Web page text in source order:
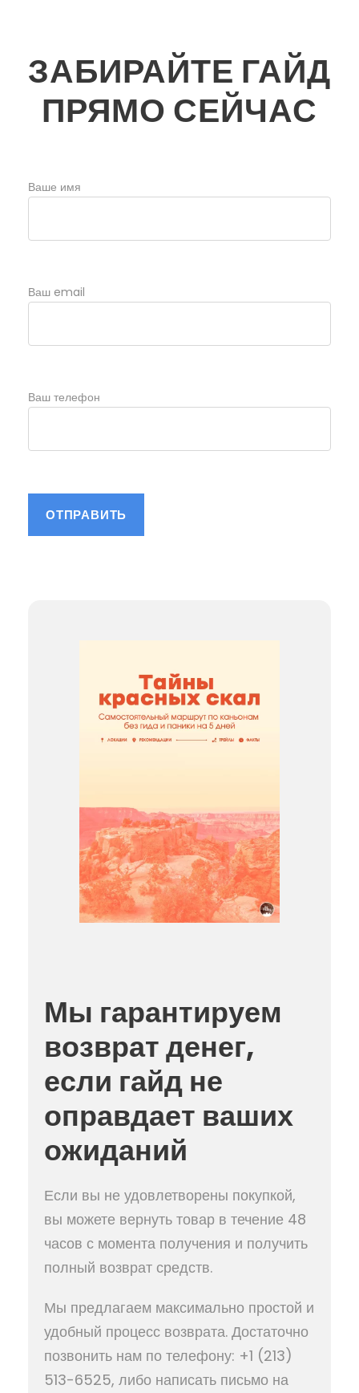
ЗАБИРАЙТЕ ГАЙД
ПРЯМО СЕЙЧАС
Ваше имя
Ваш email
Ваш телефон
Мы гарантируем
возврат денег,
если гайд не
оправдает ваших
ожиданий
Если вы не удовлетворены покупкой,
вы можете вернуть товар в течение 48
часов с момента получения и получить
полный возврат средств.
Мы предлагаем максимально простой и
удобный процесс возврата. Достаточно
позвонить нам по телефону: +1 (213)
513-6525, либо написать письмо на ​